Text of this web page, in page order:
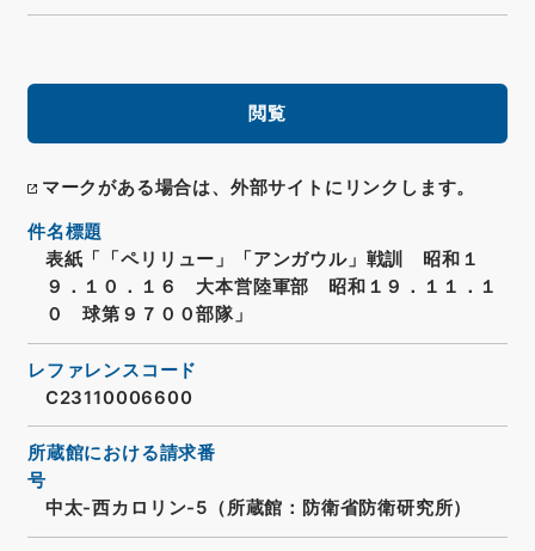
閲覧
マークがある場合は、外部サイトにリンクします。
件名標題
表紙「「ペリリュー」「アンガウル」戦訓 昭和１
９．１０．１６ 大本営陸軍部 昭和１９．１１．１
０ 球第９７００部隊」
レファレンスコード
C23110006600
所蔵館における請求番
号
中太-西カロリン-5（所蔵館：防衛省防衛研究所）